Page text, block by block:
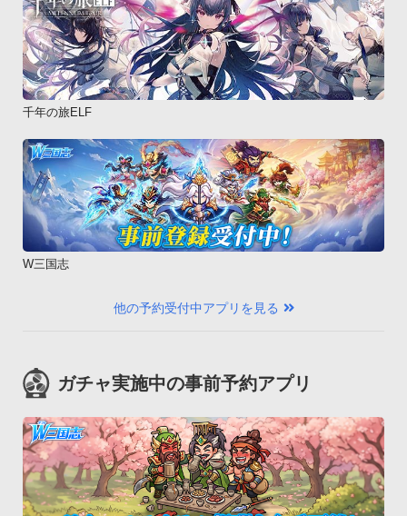
千年の旅ELF
W三国志
他の予約受付中アプリを見る
ガチャ実施中の事前予約アプリ